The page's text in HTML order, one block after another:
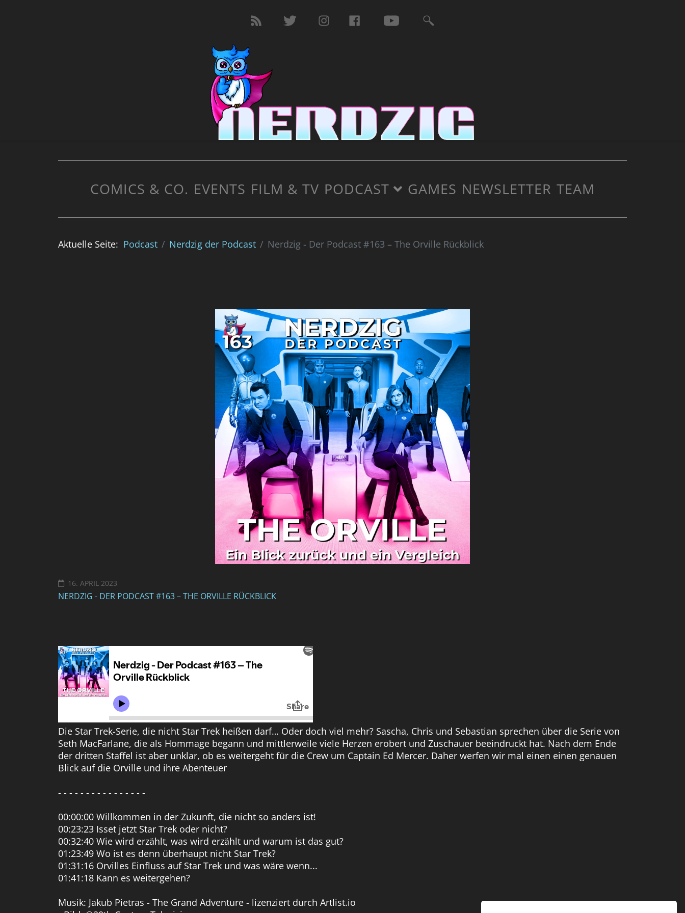
COMICS & CO. EVENTS FILM & TV PODCAST GAMES NEWSLETTER TEAM
Aktuelle Seite: Podcast Nerdzig der Podcast Nerdzig - Der Podcast #163 – The Orville Rückblick
16. APRIL 2023
NERDZIG - DER PODCAST #163 – THE ORVILLE RÜCKBLICK
Die Star Trek-Serie, die nicht Star Trek heißen darf… Oder doch viel mehr? Sascha, Chris und Sebastian sprechen über die Serie von
Seth MacFarlane, die als Hommage begann und mittlerweile viele Herzen erobert und Zuschauer beeindruckt hat. Nach dem Ende
der dritten Staffel ist aber unklar, ob es weitergeht für die Crew um Captain Ed Mercer. Daher werfen wir mal einen einen genauen
Blick auf die Orville und ihre Abenteuer
- - - - - - - - - - - - - - - -
00:00:00 Willkommen in der Zukunft, die nicht so anders ist!
00:23:23 Isset jetzt Star Trek oder nicht?
00:32:40 Wie wird erzählt, was wird erzählt und warum ist das gut?
01:23:49 Wo ist es denn überhaupt nicht Star Trek?
01:31:16 Orvilles Einfluss auf Star Trek und was wäre wenn...
01:41:18 Kann es weitergehen?
Musik: Jakub Pietras - The Grand Adventure - lizenziert durch Artlist.io